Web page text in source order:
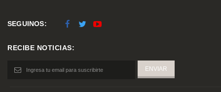
SEGUINOS:
RECIBE NOTICIAS: